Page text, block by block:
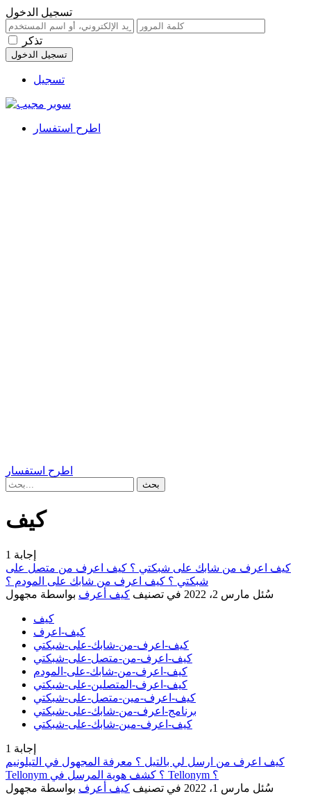
تسجيل الدخول
تذكر
تسجيل
اطرح استفسار
اطرح استفسار
كيف
1 إجابة
كيف اعرف من شابك على شبكتي ؟ كيف اعرف من متصل على
شبكتي ؟ كيف اعرف من شابك على المودم ؟
سُئل مارس 2، 2022 في تصنيف كيف أعرف بواسطة مجهول
كيف
كيف-اعرف
كيف-اعرف-من-شابك-على-شبكتي
كيف-اعرف-من-متصل-على-شبكتي
كيف-اعرف-من-شابك-على-المودم
كيف-اعرف-المتصلين-على-شبكتي
كيف-اعرف-مين-متصل-على-شبكتي
برنامج-اعرف-من-شابك-على-شبكتي
كيف-اعرف-مين-شابك-على-شبكتي
1 إجابة
كيف اعرف من ارسل لي بالتيل ؟ معرفة المجهول في التيلونيم
Tellonym ؟ كشف هوية المرسل في Tellonym ؟
سُئل مارس 1، 2022 في تصنيف كيف أعرف بواسطة مجهول